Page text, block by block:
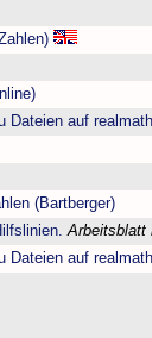
Dateien auf
(Bartberger)
Arbeitsblatt
Dateien auf